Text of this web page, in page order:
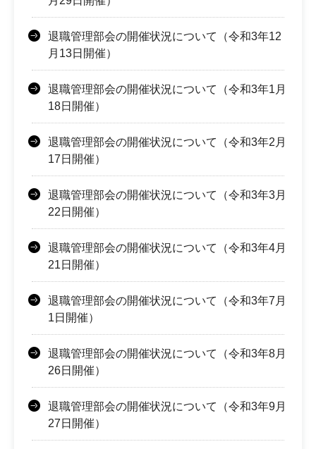
退職管理部会の開催状況について（令和3年12
月13日開催）
退職管理部会の開催状況について（令和3年1月
18日開催）
退職管理部会の開催状況について（令和3年2月
17日開催）
退職管理部会の開催状況について（令和3年3月
22日開催）
退職管理部会の開催状況について（令和3年4月
21日開催）
退職管理部会の開催状況について（令和3年7月
1日開催）
退職管理部会の開催状況について（令和3年8月
26日開催）
退職管理部会の開催状況について（令和3年9月
27日開催）